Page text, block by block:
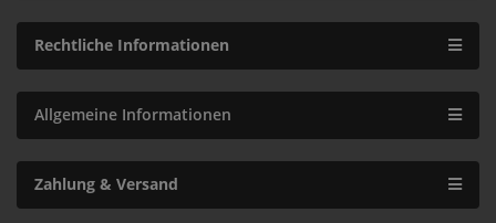
Rechtliche Informationen
Allgemeine Informationen
Zahlung & Versand